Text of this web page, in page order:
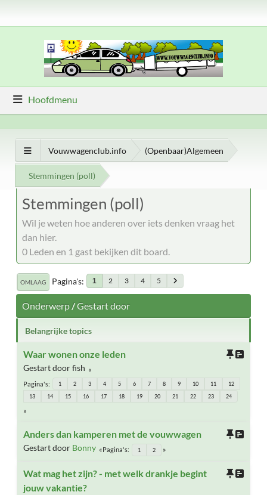
Hoofdmenu
Vouwwagenclub.info (Openbaar)Algemeen
Stemmingen (poll)
Stemmingen (poll)
Wil je weten hoe anderen over iets denken vraag het
dan hier.
0 Leden en 1 gast bekijken dit board.
OMLAAG Pagina's 1 2 3 4 5
Onderwerp/Gestart door
Belangrijke topics
Waar wonen onze leden
Gestart door fish
Pagina's 1 2 3 4 5 6 7 8 9 10 11
12
13
14 15 16 17 18 19 20 21 22 23 24
Anders dan kamperen met de vouwwagen
Gestart door Bonny Pagina's 1 2
Wat mag het zijn? - met welk drankje begint
jouw vakantie?